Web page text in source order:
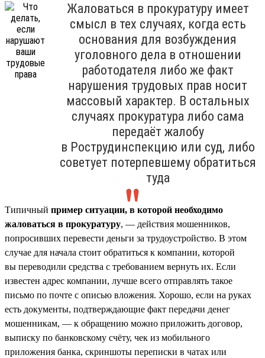
Жаловаться в прокуратуру имеет
смысл в тех случаях, когда есть
основания для возбуждения
уголовного дела в отношении
работодателя либо же факт
нарушения трудовых прав носит
массовый характер. В остальных
случаях прокуратура либо сама
передаёт жалобу
в Рострудинспекцию или суд, либо
советует потерпевшему обратиться
туда
Типичный пример ситуации, в которой необходимо
жаловаться в прокуратуру, — действия мошенников,
попросивших перевести деньги за трудоустройство. В этом
случае для начала стоит обратиться к компании, которой
вы переводили средства с требованием вернуть их. Если
известен адрес компании, лучше всего отправлять такое
письмо по почте с описью вложения. Хорошо, если на руках
есть документы, подтверждающие факт передачи денег
мошенникам, — к обращению можно приложить договор,
выписку по банковскому счёту, чек из мобильного
приложения банка, скриншоты переписки в чатах или